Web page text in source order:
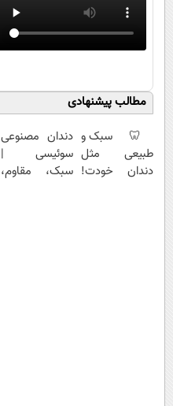
مطالب پیشنهادی
🦷 سبک و
طبیعی مثل
دندان خودت!
دندان مصنوعی
سوئیسی |
سبک، مقاوم،